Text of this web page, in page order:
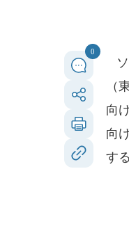
0
ソ
（
向
向
する